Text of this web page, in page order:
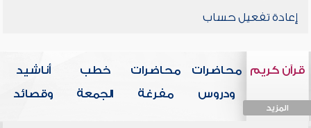
إعادة تفعيل حساب
قرآن كريم
المزيد
محاضرات
ودروس
محاضرات
مفرغة
خطب
الجمعة
أناشيد
وقصائد